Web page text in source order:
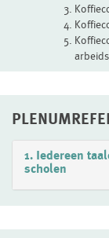
1. Iedereen
scholen